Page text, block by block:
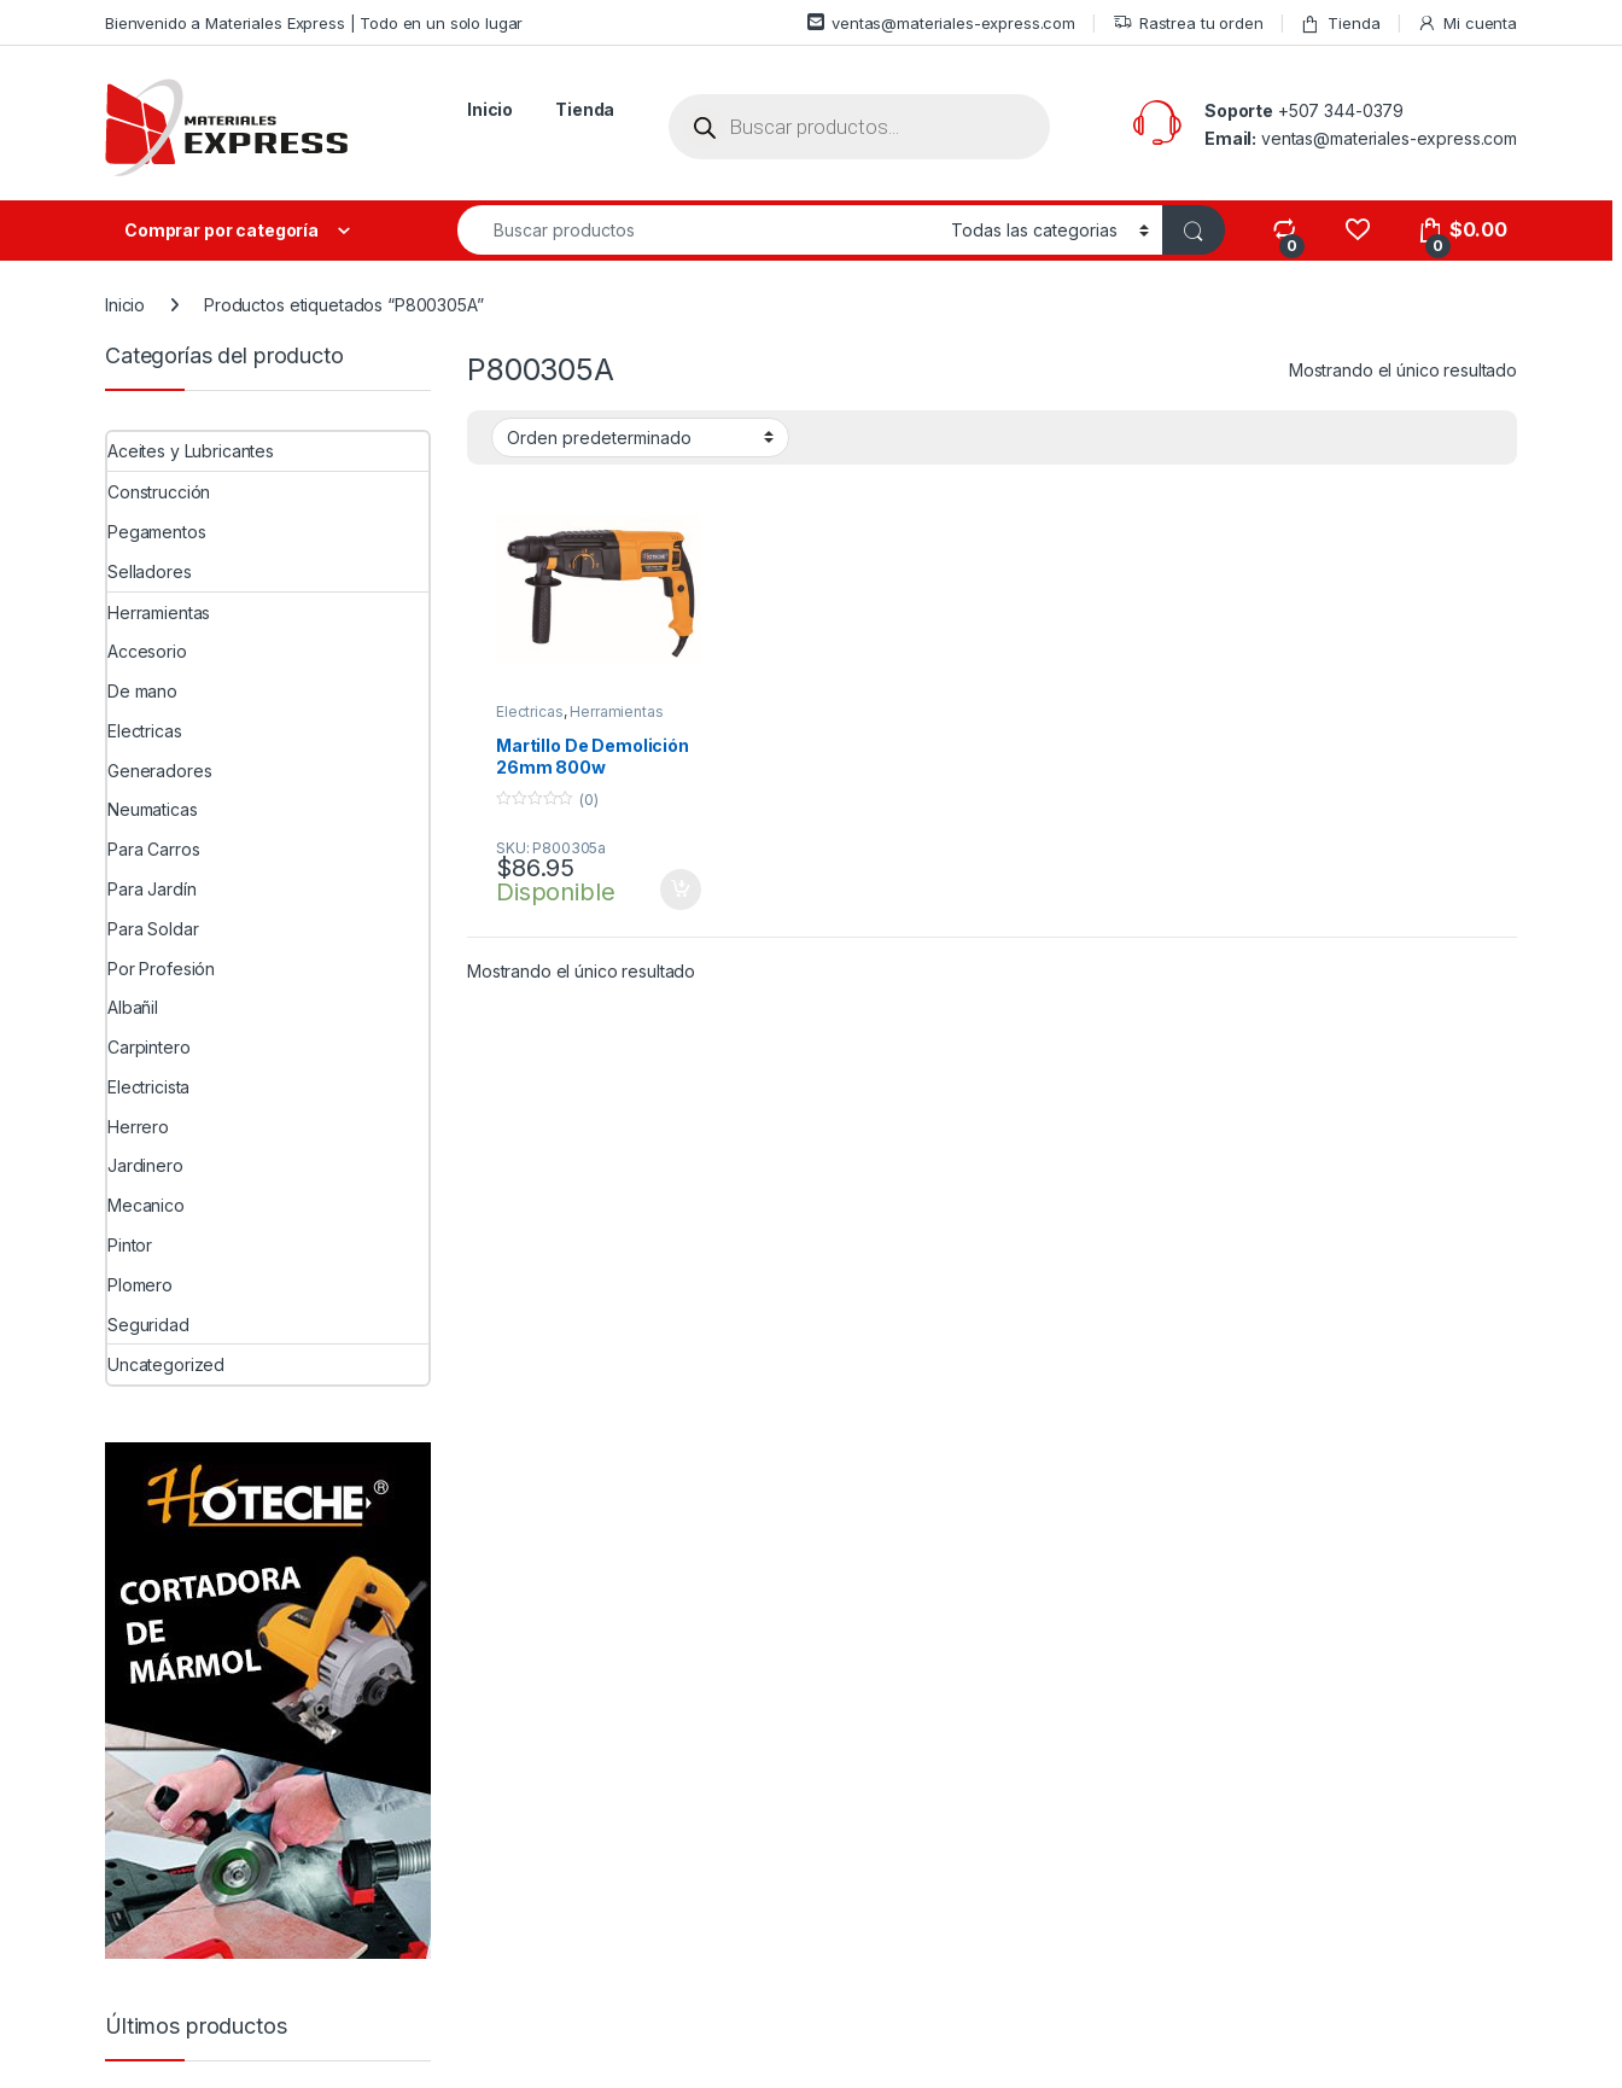
Bienvenido a Materiales Express | Todo en un solo lugar ventas@materiales-express.com Rastrea tu orden Tienda Mi cuenta
Inicio Tienda Soporte +507 344-0379
Email: ventas@materiales-express.com
Comprar por categoría
Search for:
0 0
$0.00
Inicio Productos etiquetados “P800305A”
P800305A Mostrando el único resultado
Electricas, Herramientas
Martillo De Demolición
26mm 800w
u
t
o
(0)
SKU: P800305a
$86.95
Disponible
Mostrando el único resultado
Categorías del producto
Aceites y Lubricantes
Construcción
Pegamentos
Selladores
Herramientas
Accesorio
De mano
Electricas
Generadores
Neumaticas
Para Carros
Para Jardín
Para Soldar
Por Profesión
Albañil
Carpintero
Electricista
Herrero
Jardinero
Mecanico
Pintor
Plomero
Seguridad
Uncategorized
Últimos productos